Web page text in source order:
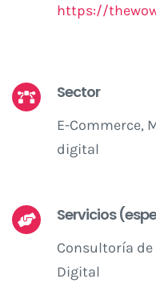
https://
Sector
E-Commerce,
digital
Servicios
Consultoría de
Digital